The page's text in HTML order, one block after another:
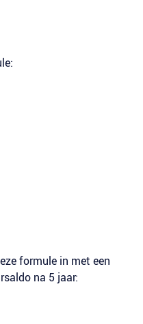
formule in met een
na 5 jaar: